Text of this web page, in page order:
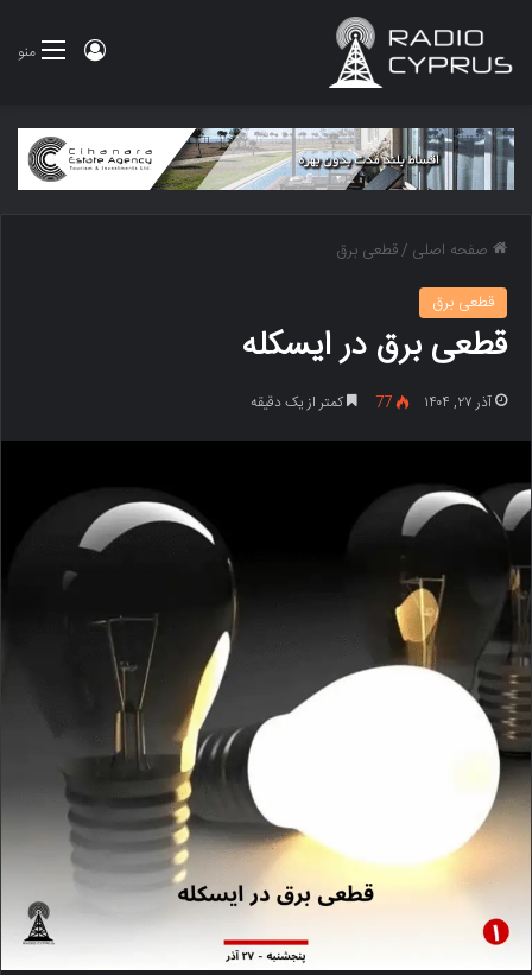
منو ورود
صفحه اصلی /قطعی برق
قطعی برق
قطعی برق در ایسکله
آذر ۲۷, ۱۴۰۴ 77 کمتر از یک دقیقه